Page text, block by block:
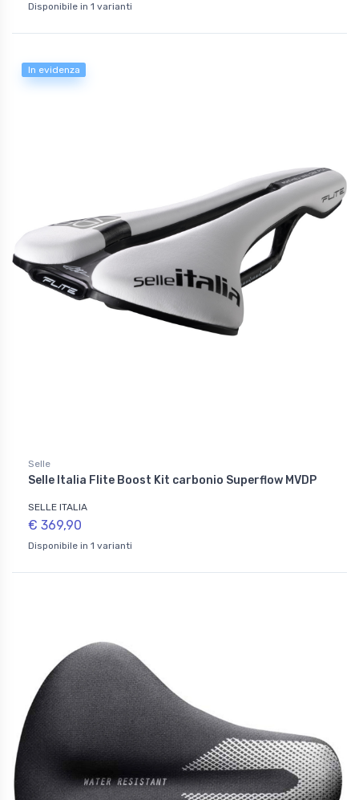
Disponibile in 1 varianti
In evidenza
Selle
Selle Italia Flite Boost Kit carbonio Superflow MVDP
SELLE ITALIA
€ 369,90
Disponibile in 1 varianti